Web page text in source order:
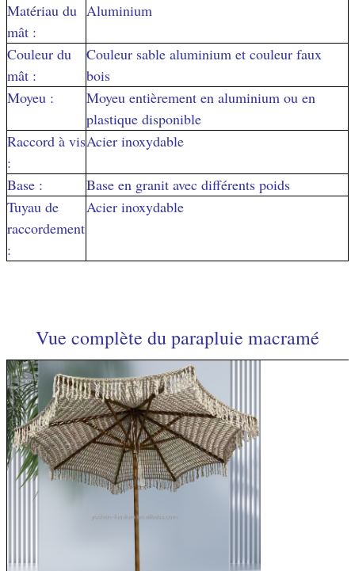
Matériau du
mât :
Aluminium
Couleur du
mât :
Couleur sable aluminium et couleur faux
bois
Moyeu :
Moyeu entièrement en aluminium ou en
plastique disponible
Raccord à vis
:
Acier inoxydable
Base :
Base en granit avec différents poids
Tuyau de
raccordement
:
Acier inoxydable
Vue complète du parapluie macramé